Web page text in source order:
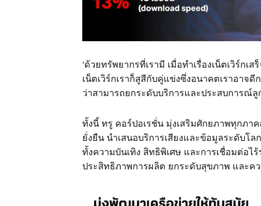
‘ด้วยทรัพยากรที่เรามี เมื่อทำเรื่องเน็ตเวิร์ก
เน็ตเวิร์กเราก็สูสีกับคู่แข่งซึ่งอนาคตเราอาจดี
ว่าสามารถยกระดับบริการและประสบการณ์ลู
ทั้งนี้ ทรู คอร์ปอเรชั่น มุ่งเสริมศักยภาพทุกภา
ยั่งยืน นำเสนอบริการเสียงและข้อมูลระดับโ
ทั้งความบันเทิง สิทธิพิเศษ และการเชื่อมต่อไ
ประสิทธิภาพการผลิต ยกระดับสุขภาพ และค